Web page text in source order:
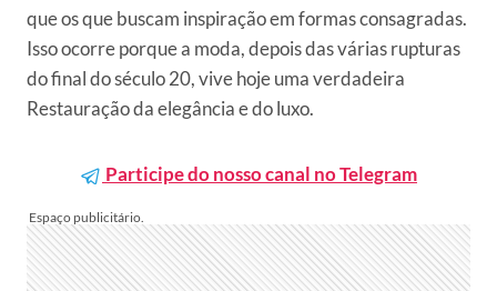
que os que buscam inspiração em formas consagradas.
Isso ocorre porque a moda, depois das várias rupturas
do final do século 20, vive hoje uma verdadeira
Restauração da elegância e do luxo.
Participe do nosso canal no Telegram